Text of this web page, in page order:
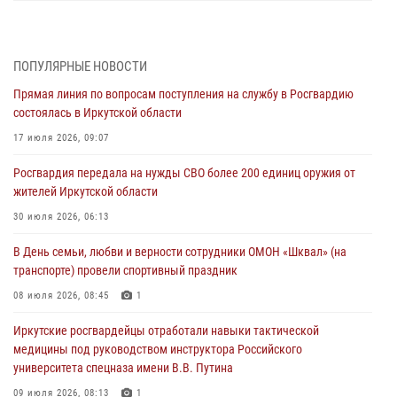
04 августа 2026, 07:14 3
Росгвардейцы потушили загоревшийся автомобиль в Иркутске
03 августа 2026, 04:55
Дню Воздушно-десантных войск в Иркутской области
03 августа 2026, 03:32
сердца к сердцу» (видео)
31 июля 2026, 04:37
пропавшую пожилую женщину в Иркутске
30 июля 2026, 07:37
ПОПУЛЯРНЫЕ НОВОСТИ
Прямая линия по вопросам поступления на службу в Росгвардию
состоялась в Иркутской области
17 июля 2026, 09:07
Росгвардия передала на нужды СВО более 200 единиц оружия от
жителей Иркутской области
30 июля 2026, 06:13
В День семьи, любви и верности сотрудники ОМОН «Шквал» (на
транспорте) провели спортивный праздник
08 июля 2026, 08:45 1
Иркутские росгвардейцы отработали навыки тактической
медицины под руководством инструктора Российского
университета спецназа имени В.В. Путина
09 июля 2026, 08:13 1